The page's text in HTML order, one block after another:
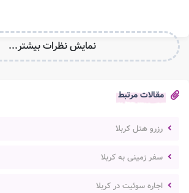
مقالات مرتبط
رزرو هتل کربلا
سفر زمینی به کربلا
اجاره سوئیت در کربلا
نمایش نظرات بیشتر...